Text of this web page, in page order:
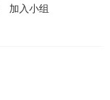
加入小组